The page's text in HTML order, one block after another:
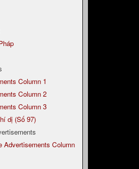
Column 1
Column 2
Column 3
dị (Số 97)
Advertisements Column